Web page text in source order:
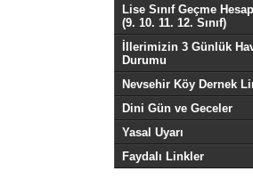
Lise Sınıf Geçme
(9. 10. 11. 12. Sınıf)
İllerimizin 3 Günlük
Durumu
Nevsehir Köy Dernek
Dini Gün ve Geceler
Yasal Uyarı
Faydalı Linkler